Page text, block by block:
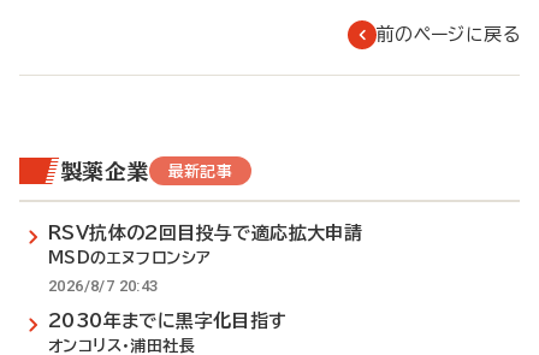
前のページに戻る
製薬企業 最新記事
RSV抗体の2回目投与で適応拡大申請
MSDのエヌフロンシア
2026/8/7 20:43
2030年までに黒字化目指す
オンコリス・浦田社長